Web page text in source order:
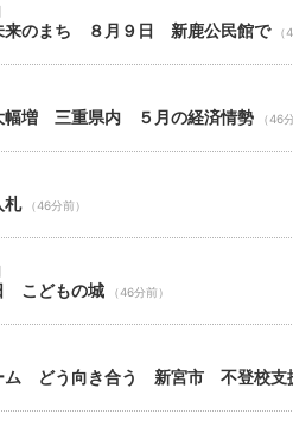
来のまち ８月９日 新鹿公民館で （
幅増 三重県内 ５月の経済情勢 （46
札 （46分前）
こどもの城 （46分前）
ム どう向き合う 新宮市 不登校支